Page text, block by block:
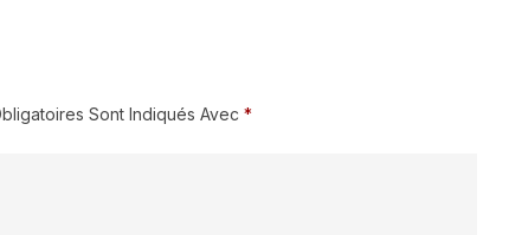
Sont Indiqués Avec *